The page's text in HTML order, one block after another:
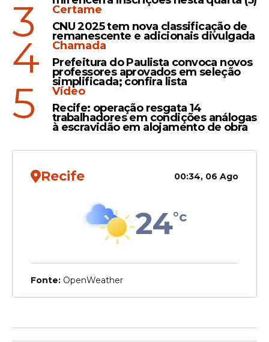
Posicionamento
Eduardo Bolsonaro nega
financiamento de Vorcaro
ataca imprensa
STF tenta intimar Mário
emenda para produtora de
filme sobre Bolsonaro
Veja Também
3
Certame
CNU 2025 tem nova classificação de
remanescente e adicionais divulgada
4
Chamada
Prefeitura do Paulista convoca novos
professores aprovados em seleção
simplificada; confira lista
5
Vídeo
Recife: operação resgata 14
trabalhadores em condições análogas
à escravidão em alojamento de obra
Recife 00:34, 06 Ago
24°c
Fonte: OpenWeather